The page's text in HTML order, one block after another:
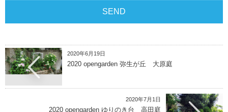
2020年6月19日
2020 opengarden 弥生が丘 大原庭
2020年7月1日
2020 opengarden ゆりのき台 高田庭